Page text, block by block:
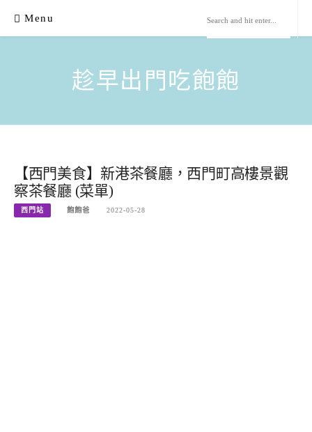
content
Menu
趁早出門吃飽飽
【西門美食】新港茶餐廳，西門町高樓景觀
察茶餐廳 (菜單)
西門站 飽飽爸 2022-05-28